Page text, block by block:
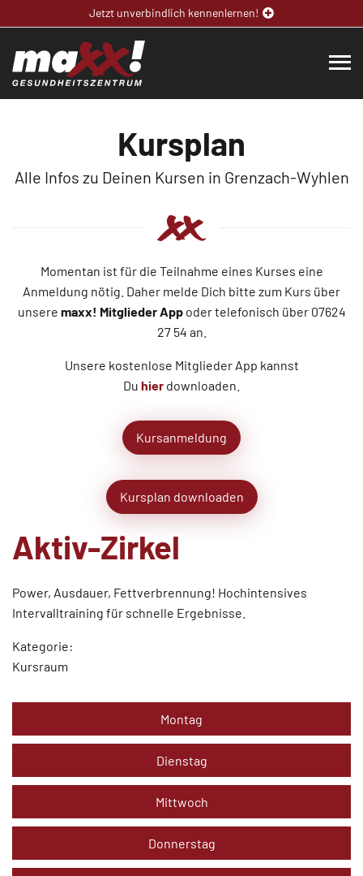
Jetzt unverbindlich kennenlernen!
Kursplan
Alle Infos zu Deinen Kursen in Grenzach-Wyhlen
Momentan ist für die Teilnahme eines Kurses eine
Anmeldung nötig. Daher melde Dich bitte zum Kurs über
unsere maxx! Mitglieder Appoder telefonisch über 07624
27 54 an.
Unsere kostenlose Mitglieder App kannst
Du hier downloaden.
Kursanmeldung
Kursplan downloaden
Aktiv-Zirkel
Power, Ausdauer, Fettverbrennung! Hochintensives
Intervalltraining für schnelle Ergebnisse.
Kategorie:
Kursraum
Montag
Dienstag
Mittwoch
Donnerstag